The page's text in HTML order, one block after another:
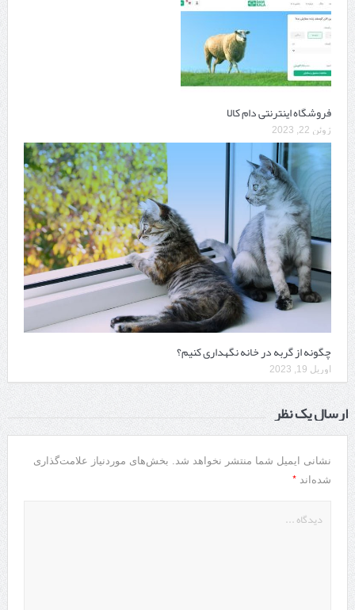
فروشگاه اینترنتی دام کالا
ژوئن 22, 2023
چگونه از گربه در خانه نگهداری کنیم؟
آوریل 19, 2023
ارسال یک نظر
نشانی ایمیل شما منتشر نخواهد شد.
بخش‌های موردنیاز علامت‌گذاری
شده‌اند *